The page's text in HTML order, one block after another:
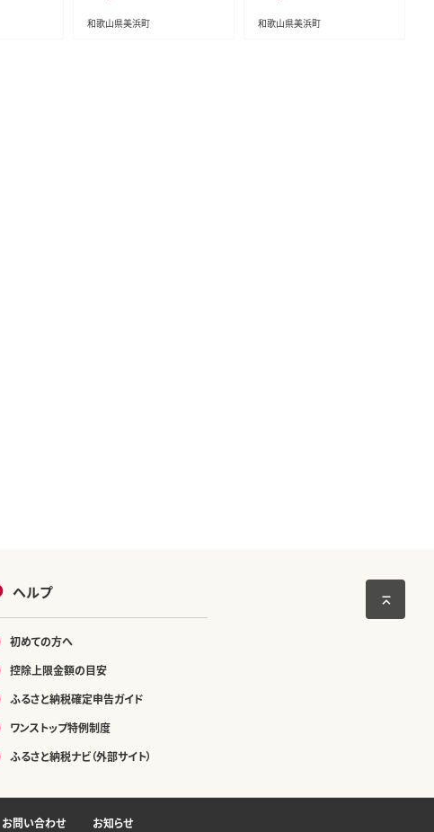
和歌山県美浜町 和歌山県美浜町
ヘルプ
初めての方へ
控除上限金額の目安
ふるさと納税確定申告ガイド
ワンストップ特例制度
ふるさと納税ナビ（外部サイト）
お問い合わせ お知らせ